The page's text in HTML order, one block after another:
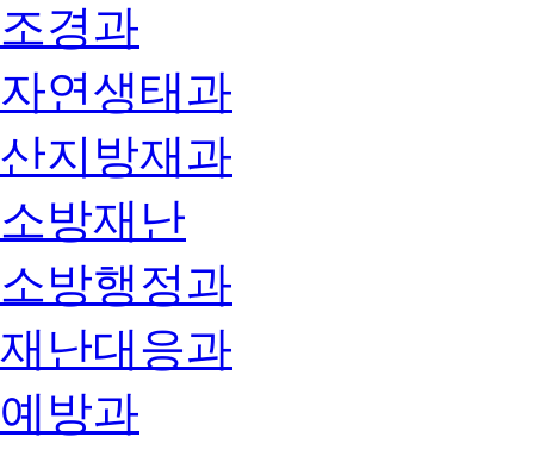
조경과
자연생태과
산지방재과
소방재난
소방행정과
재난대응과
예방과